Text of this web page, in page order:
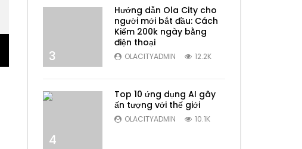
3
Hướng dẫn Ola City cho
người mới bắt đầu: Cách
Kiếm 200k ngày bằng
điện thoại
OLACITYADMIN 12.2K
4
Top 10 ứng dụng AI gây
ấn tượng với thế giới
OLACITYADMIN 10.1K